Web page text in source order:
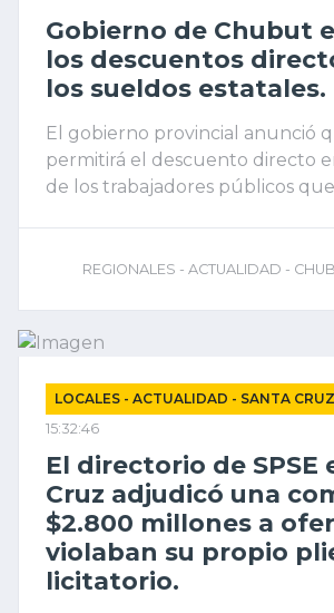
Gobierno de Chubut
los descuentos
los sueldos estatales.
El gobierno provincial anunció
permitirá el descuento directo
de los trabajadores públicos
empleados públicos.
REGIONALES - ACTUALIDAD -
LOCALES - ACTUALIDAD - SANTA CRUZ
15:32:46
El directorio de SPSE
Cruz adjudicó una
$2.800 millones a
violaban su propio
licitatorio.